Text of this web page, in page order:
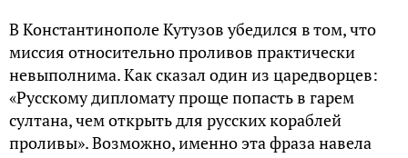
В Константинополе Кутузов убедился в том, что
миссия относительно проливов практически
невыполнима. Как сказал один из царедворцев:
«Русскому дипломату проще попасть в гарем
султана, чем открыть для русских кораблей
проливы». Возможно, именно эта фраза навела